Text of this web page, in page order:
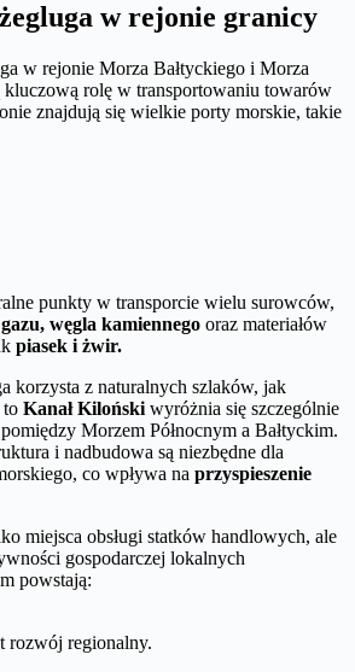
w rejonie granicy
w rejonie Morza Bałtyckiego i Morza
kluczową rolę w transportowaniu towarów
znajdują się wielkie porty morskie, takie
punkty w transporcie wielu surowców,
węgla kamiennego oraz materiałów
piasek i żwir.
korzysta z naturalnych szlaków, jak
to Kanał Kiloński wyróżnia się szczególnie
Morzem Północnym a Bałtyckim.
i nadbudowa są niezbędne dla
co wpływa na przyspieszenie
miejsca obsługi statków handlowych, ale
gospodarczej lokalnych
powstają:
rozwój regionalny.